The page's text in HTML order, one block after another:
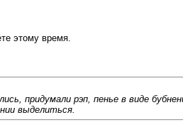
этому время.
придумали рэп, пенье в виде
выделиться.